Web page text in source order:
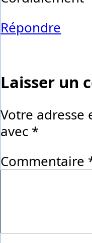
Répondre
Laisser un
Votre adresse
avec *
Commentaire